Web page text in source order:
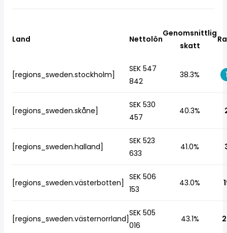
Land Nettolön
Genomsnittlig
skatt
[regions_sweden.stockholm]
SEK 547
842
38.3%
[regions_sweden.skåne]
SEK 530
457
40.3%
[regions_sweden.halland]
SEK 523
633
41.0%
[regions_sweden.västerbotten]
SEK 506
153
43.0%
[regions_sweden.västernorrland]
SEK 505
016
43.1%